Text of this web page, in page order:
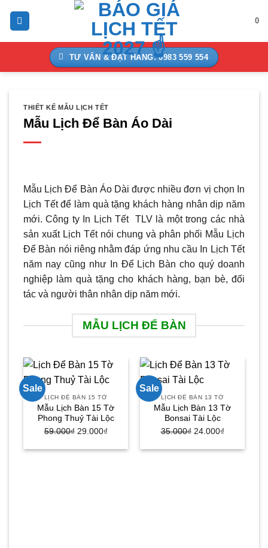
0
TƯ VẤN & ĐẶT HÀNG: 0983 559 554
THIẾT KẾ MẪU LỊCH TẾT
Mẫu Lịch Để Bàn Áo Dài
Mẫu Lịch Để Bàn Áo Dài được nhiều đơn vị chọn In
Lịch Tết để làm quà tặng khách hàng nhân dịp năm
mới. Công ty In Lịch Tết TLV là một trong các nhà
sản xuất Lịch Tết nói chung và phân phối Mẫu Lịch
Để Bàn nói riêng nhằm đáp ứng nhu cầu In Lịch Tết
năm nay cũng như In Để Lịch Bàn cho quý doanh
nghiệp làm quà tặng cho khách hàng, bạn bè, đối
tác và người thân nhân dịp năm mới.
MẪU LỊCH ĐỂ BÀN
Sale
LỊCH ĐỂ BÀN 15 TỜ
Mẫu Lịch Bàn 15 Tờ
Phong Thuỷ Tài Lộc
59.000₫ Giá
29.000₫
Sale
LỊCH ĐỂ BÀN 13 TỜ
Mẫu Lịch Bàn 13 Tờ
Bonsai Tài Lộc
35.000₫ Giá
24.000₫